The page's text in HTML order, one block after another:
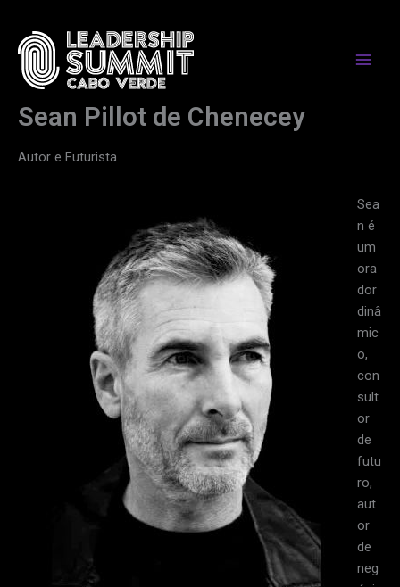
content
Sean Pillot de Chenecey
Autor e Futurista
Sea
n é
um
ora
dor
dinâ
mic
o,
con
sult
or
de
futu
ro,
aut
or
de
neg